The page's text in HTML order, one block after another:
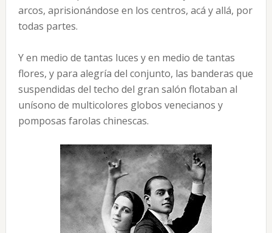
arcos, aprisionándose en los centros, acá y allá, por
todas partes.
Y en medio de tantas luces y en medio de tantas
flores, y para alegría del conjunto, las banderas que
suspendidas del techo del gran salón flotaban al
unísono de multicolores globos venecianos y
pomposas farolas chinescas.